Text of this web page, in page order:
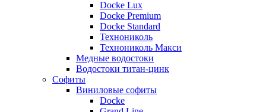
Docke Lux
Docke Premium
Docke Standard
Технониколь
Технониколь Макси
Медные водостоки
Водостоки титан-цинк
Софиты
Виниловые софиты
Docke